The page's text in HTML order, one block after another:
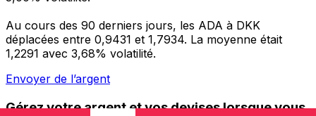
Au cours des 90 derniers jours, les ADA à DKK
déplacées entre 0,9431 et 1,7934. La moyenne était
1,2291 avec 3,68% volatilité.
Envoyer de l’argent
Gérez votre argent et vos devises lorsque vous